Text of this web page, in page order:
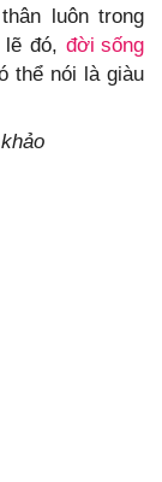
luôn trong
lẽ đó, đời sống
thể nói là giàu